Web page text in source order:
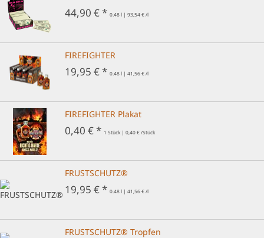
44,90 € * 0.48 l | 93,54 € /l
FIREFIGHTER
19,95 € * 0.48 l | 41,56 € /l
FIREFIGHTER Plakat
0,40 € * 1 Stück | 0,40 € /Stück
FRUSTSCHUTZ®
19,95 € * 0.48 l | 41,56 € /l
FRUSTSCHUTZ® Tropfen